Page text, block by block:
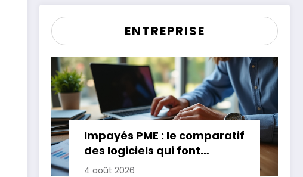
ENTREPRISE
Impayés PME : le comparatif
des logiciels qui font
gagner jusqu’à 20 jours de
4 août 2026